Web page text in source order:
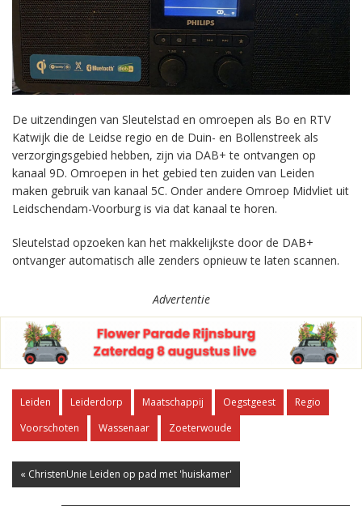
De uitzendingen van Sleutelstad en omroepen als Bo en RTV
Katwijk die de Leidse regio en de Duin- en Bollenstreek als
verzorgingsgebied hebben, zijn via DAB+ te ontvangen op
kanaal 9D. Omroepen in het gebied ten zuiden van Leiden
maken gebruik van kanaal 5C. Onder andere Omroep Midvliet uit
Leidschendam-Voorburg is via dat kanaal te horen.
Sleutelstad opzoeken kan het makkelijkste door de DAB+
ontvanger automatisch alle zenders opnieuw te laten scannen.
Advertentie
Leiden Leiderdorp Maatschappij Oegstgeest
Regio
Voorschoten
Wassenaar Zoeterwoude
« ChristenUnie Leiden op pad met 'huiskamer'